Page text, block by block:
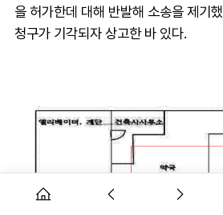
을 허가한데 대해 반발해 소송을 제기
청구가 기각되자 상고한 바 있다.